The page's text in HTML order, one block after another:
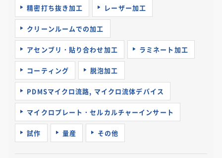
精密打ち抜き加工 レーザー加工
クリーンルームでの加工
アセンブリ・貼り合わせ加工 ラミネート加工
コーティング 脱泡加工
PDMSマイクロ流路, マイクロ流体デバイス
マイクロプレート・セルカルチャーインサート
試作 量産 その他